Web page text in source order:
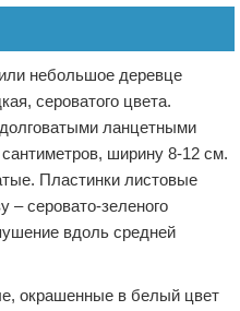
небольшое деревце
сероватого цвета.
ланцетными
ширину 8-12 см.
Пластинки листовые
– серовато-зеленого
вдоль средней
окрашенные в белый цвет